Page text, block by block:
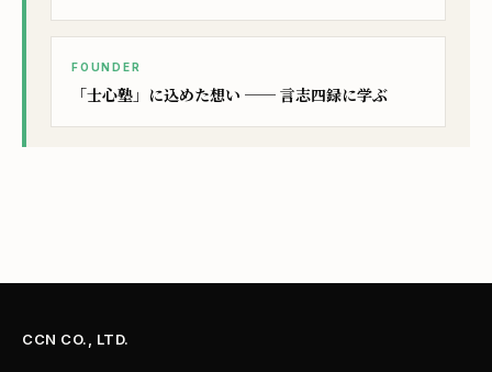
FOUNDER
「士心塾」に込めた想い ── 言志四録に学ぶ
CCN CO., LTD.